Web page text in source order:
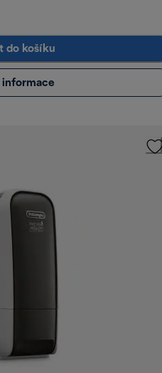
do košíku
informace